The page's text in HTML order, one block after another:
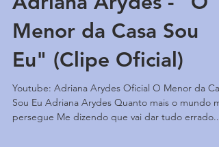
Menor da Casa Sou
Eu" (Clipe Oficial)
Youtube: Adriana Arydes Oficial O Menor da
Sou Eu Adriana Arydes Quanto mais o mundo
persegue Me dizendo que vai dar tudo errado...